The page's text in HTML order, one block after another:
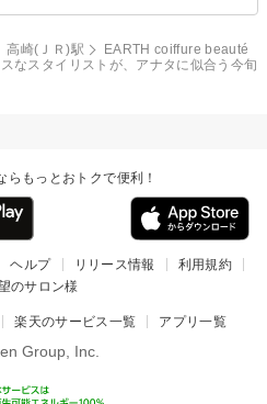
高崎(ＪＲ)駅
EARTH coiffure beauté
なスタイリストが、アナタに似合う今旬
らもっとおトクで便利！
ヘルプ リリース情報
利用規約
のサロン様
楽天のサービス一覧 アプリ一覧
Group, Inc.